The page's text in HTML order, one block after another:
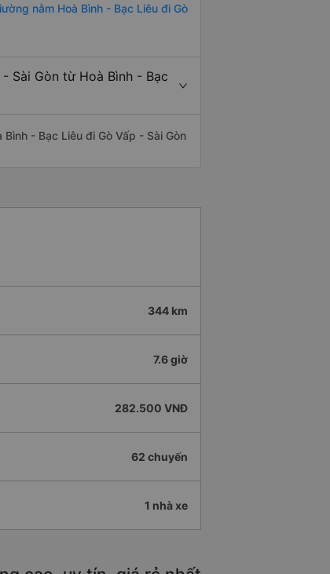
nằm Hoà Bình - Bạc Liêu đi Gò
Sài Gòn từ Hoà Bình - Bạc
- Bạc Liêu đi Gò Vấp - Sài Gòn
344 km
7.6 giờ
282.500 VNĐ
62 chuyến
1 nhà xe